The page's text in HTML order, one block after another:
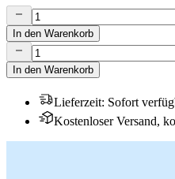
In den Warenkorb
In den Warenkorb
Lieferzeit: Sofort
Kostenloser Versand,